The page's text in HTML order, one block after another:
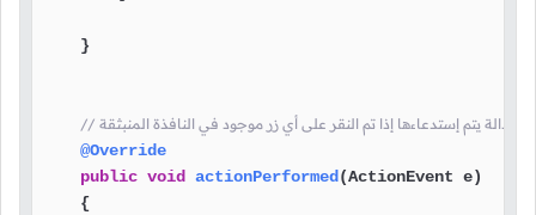
    }
الدالة يتم إستدعاءها إذا تم النقر على أي زر موجود في النافذة المنبثقة
@Override
public void actionPerformed(ActionEvent e)
    {